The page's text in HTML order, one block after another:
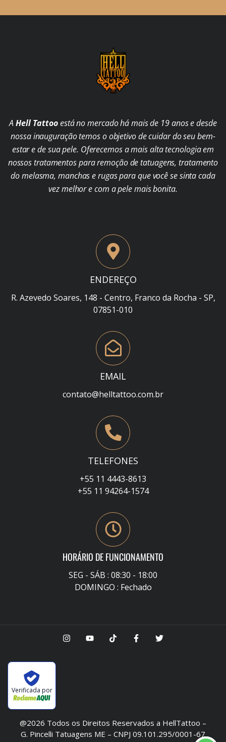
AHell Tattooestá no mercado há mais de 19 anos e desde
nossa inauguração temos o objetivo de cuidar do seu bem-
estar e de sua pele. Oferecemos a mais alta tecnologia em
nossos tratamentos para remoção de tatuagens, tratamento
do melasma, manchas e rugas para que você se sinta cada
vez melhor e com a pele mais bonita.
ENDEREÇO
R. Azevedo Soares, 148 - Centro, Franco da Rocha - SP,
07851-010
EMAIL
contato@helltattoo.com.br
TELEFONES
+55 11 4443-8613
+55 11 94264-1574
HORÁRIO DE FUNCIONAMENTO
SEG - SÁB : 08:30 - 18:00
DOMINGO : Fechado
Verificada por
@2026 Todos os Direitos Reservados a HellTattoo –
G. Pincelli Tatuagens ME – CNPJ 09.101.295/0001-67